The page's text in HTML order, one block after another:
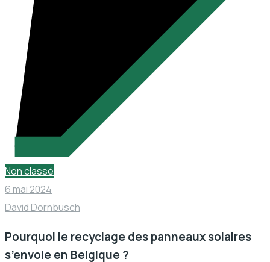
Non classé
6 mai 2024
David Dornbusch
Pourquoi le recyclage des panneaux solaires
s’envole en Belgique ?